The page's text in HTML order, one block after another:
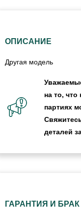
ОПИСАНИЕ
Другая модель
на то,
партиях
деталей
ГАРАНТИЯ И БРАК